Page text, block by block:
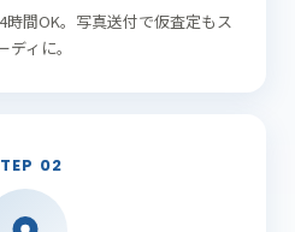
時間OK。写真送付で仮査定もス
ディに。
02